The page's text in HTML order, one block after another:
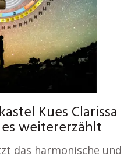
Kues Clarissa
weitererzählt
das harmonische und